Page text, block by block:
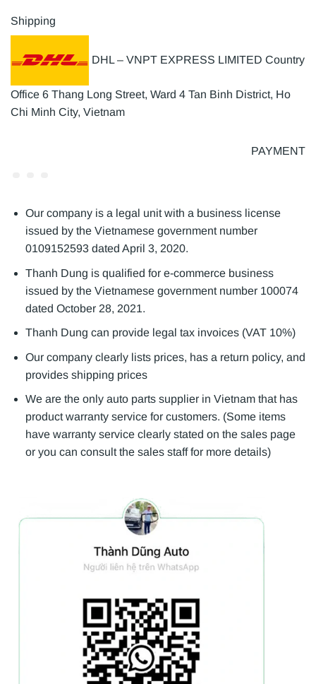
Shipping
DHL – VNPT EXPRESS LIMITED Country
Office 6 Thang Long Street, Ward 4 Tan Binh District, Ho
Chi Minh City, Vietnam
PAYMENT
Our company is a legal unit with a business license
issued by the Vietnamese government number
0109152593 dated April 3, 2020.
Thanh Dung is qualified for e-commerce business
issued by the Vietnamese government number 100074
dated October 28, 2021.
Thanh Dung can provide legal tax invoices (VAT 10%)
Our company clearly lists prices, has a return policy, and
provides shipping prices
We are the only auto parts supplier in Vietnam that has
product warranty service for customers. (Some items
have warranty service clearly stated on the sales page
or you can consult the sales staff for more details)